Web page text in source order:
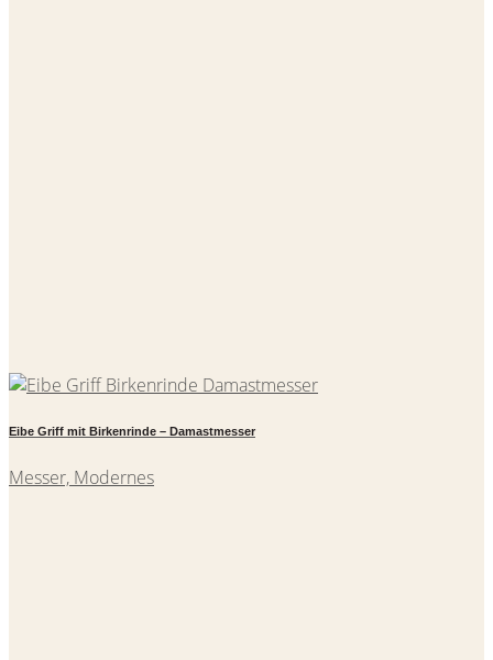
Eibe Griff mit Birkenrinde – Damastmesser
Messer, Modernes